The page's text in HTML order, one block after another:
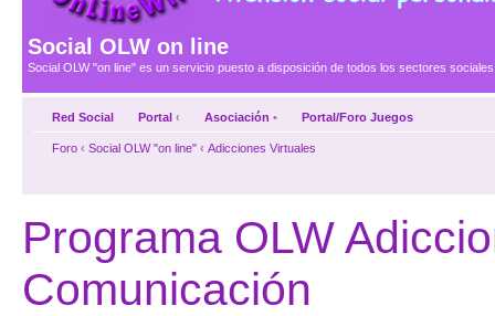
Social OLW on line
Social OLW "on line" es un servicio puesto a disposición de todos los sectores
Red Social Portal ‹ Asociación • Portal/Foro Juegos
Foro ‹ Social OLW "on line" ‹ Adicciones Virtuales
Programa OLW
Comunicación